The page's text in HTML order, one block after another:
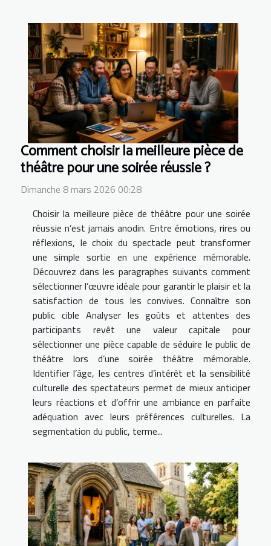
Comment choisir la meilleure pièce de
théâtre pour une soirée réussie ?
Dimanche 8 mars 2026 00:28
Choisir la meilleure pièce de théâtre pour une soirée
réussie n’est jamais anodin. Entre émotions, rires ou
réflexions, le choix du spectacle peut transformer
une simple sortie en une expérience mémorable.
Découvrez dans les paragraphes suivants comment
sélectionner l’œuvre idéale pour garantir le plaisir et la
satisfaction de tous les convives. Connaître son
public cible Analyser les goûts et attentes des
participants revêt une valeur capitale pour
sélectionner une pièce capable de séduire le public de
théâtre lors d’une soirée théâtre mémorable.
Identifier l’âge, les centres d’intérêt et la sensibilité
culturelle des spectateurs permet de mieux anticiper
leurs réactions et d’offrir une ambiance en parfaite
adéquation avec leurs préférences culturelles. La
segmentation du public, terme...